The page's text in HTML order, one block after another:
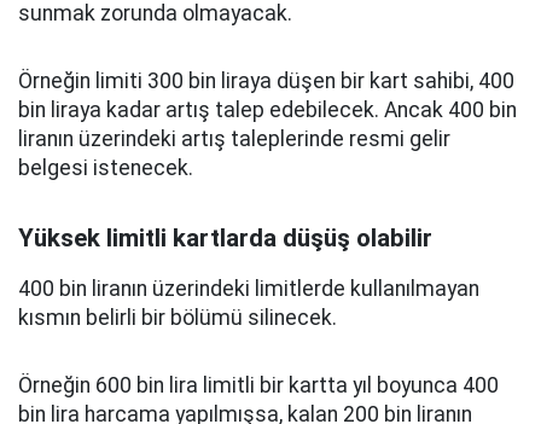
sunmak zorunda olmayacak.
Örneğin limiti 300 bin liraya düşen bir kart sahibi, 400
bin liraya kadar artış talep edebilecek. Ancak 400 bin
liranın üzerindeki artış taleplerinde resmi gelir
belgesi istenecek.
Yüksek limitli kartlarda düşüş olabilir
400 bin liranın üzerindeki limitlerde kullanılmayan
kısmın belirli bir bölümü silinecek.
Örneğin 600 bin lira limitli bir kartta yıl boyunca 400
bin lira harcama yapılmışsa, kalan 200 bin liranın